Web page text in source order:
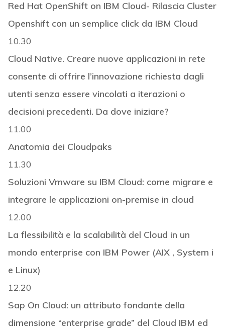
Red Hat OpenShift on IBM Cloud- Rilascia Cluster
Openshift con un semplice click da IBM Cloud
10.30
Cloud Native. Creare nuove applicazioni in rete
consente di offrire l’innovazione richiesta dagli
utenti senza essere vincolati a iterazioni o
decisioni precedenti. Da dove iniziare?
11.00
Anatomia dei Cloudpaks
11.30
Soluzioni Vmware su IBM Cloud: come migrare e
integrare le applicazioni on-premise in cloud
12.00
La flessibilità e la scalabilità del Cloud in un
mondo enterprise con IBM Power (AIX , System i
e Linux)
12.20
Sap On Cloud: un attributo fondante della
dimensione “enterprise grade” del Cloud IBM ed